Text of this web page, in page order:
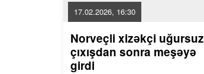
17.02.2026, 16:30
Norveçli xizəkçi uğursuz
çıxışdan sonra meşəyə
girdi